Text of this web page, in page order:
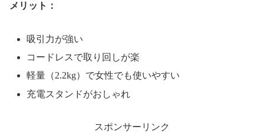
メリット：
吸引力が強い
コードレスで取り回しが楽
軽量（2.2kg）で女性でも使いやすい
充電スタンドがおしゃれ
スポンサーリンク